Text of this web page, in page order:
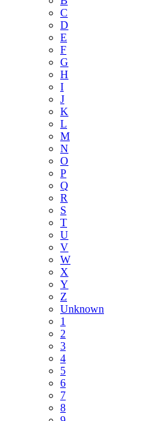
C
D
E
F
G
H
I
J
K
L
M
N
O
P
Q
R
S
T
U
V
W
X
Y
Z
Unknown
1
2
3
4
5
6
7
8